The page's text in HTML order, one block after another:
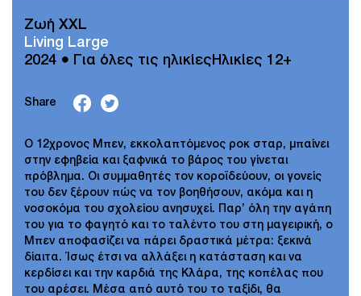
Ζωή XXL
Living Large
2024 ● Για όλες τις ηλικίεςΗλικίες 12+
Share
Ο 12χρονος Μπεν, εκκολαπτόμενος ροκ σταρ, μπαίνει
στην εφηβεία και ξαφνικά το βάρος του γίνεται
πρόβλημα. Οι συμμαθητές τον κοροϊδεύουν, οι γονείς
του δεν ξέρουν πώς να τον βοηθήσουν, ακόμα και η
νοσοκόμα του σχολείου ανησυχεί. Παρ’ όλη την αγάπη
του για το φαγητό και το ταλέντο του στη μαγειρική, ο
Μπεν αποφασίζει να πάρει δραστικά μέτρα: ξεκινά
δίαιτα. Ίσως έτσι να αλλάξει η κατάσταση και να
κερδίσει και την καρδιά της Κλάρα, της κοπέλας που
του αρέσει. Μέσα από αυτό του το ταξίδι, θα